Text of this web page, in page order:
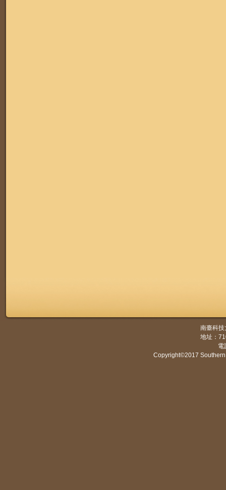
南臺科
地址：
電
Copyright©2017